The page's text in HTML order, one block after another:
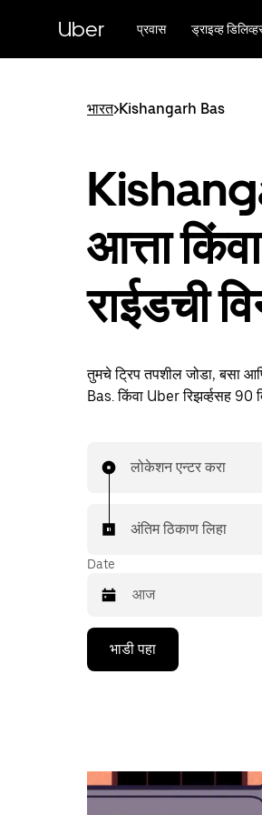
Uber प्रवास ड्राइव्ह
भारत>Kishangarh Bas
आत्ता
राईडची
तुमचे ट्रिप तपशील जोडा, बसा
Bas. किंवा Uber रिझर्व्हसह
लोकेशन एन्टर करा
अंतिम ठिकाण लिहा
Date
Press
down
the
calendar
and
भाडी पहा